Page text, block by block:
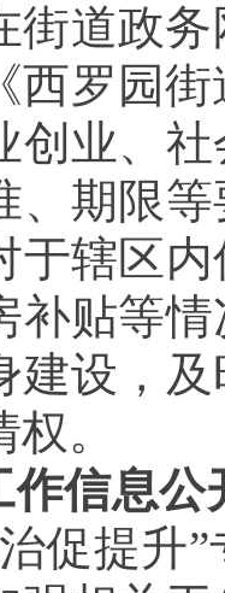
街道政
西罗园
创业、
、期限
于辖区
补贴等
建设，
。
作信息公
促提升